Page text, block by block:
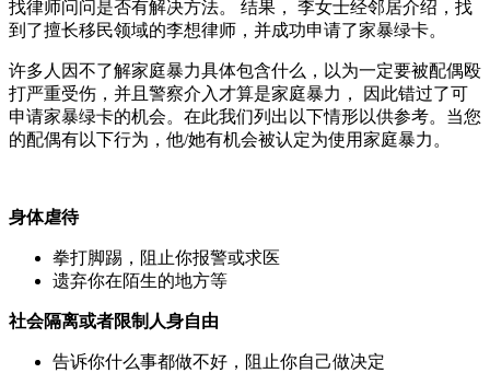
找律师问问是否有解决方法。 结果， 李女士经邻居介绍，找
到了擅长移民领域的李想律师，并成功申请了家暴绿卡。
许多人因不了解家庭暴力具体包含什么，以为一定要被配偶殴
打严重受伤，并且警察介入才算是家庭暴力， 因此错过了可
申请家暴绿卡的机会。在此我们列出以下情形以供参考。当您
的配偶有以下行为，他/她有机会被认定为使用家庭暴力。
身体虐待
拳打脚踢，阻止你报警或求医
遗弃你在陌生的地方等
社会隔离或者限制人身自由
告诉你什么事都做不好，阻止你自己做决定